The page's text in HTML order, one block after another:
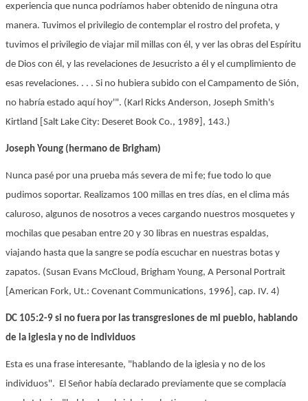
experiencia que nunca podríamos haber obtenido de ninguna otra
manera. Tuvimos el privilegio de contemplar el rostro del profeta, y
tuvimos el privilegio de viajar mil millas con él, y ver las obras del Espíritu
de Dios con él, y las revelaciones de Jesucristo a él y el cumplimiento de
esas revelaciones. . . . Si no hubiera subido con el Campamento de Sión,
no habría estado aquí hoy'". (Karl Ricks Anderson, Joseph Smith's
Kirtland [Salt Lake City: Deseret Book Co., 1989], 143.)
Joseph Young (hermano de Brigham)
Nunca pasé por una prueba más severa de mi fe; fue todo lo que
pudimos soportar. Realizamos 100 millas en tres días, en el clima más
caluroso, algunos de nosotros a veces cargando nuestros mosquetes y
mochilas que pesaban entre 20 y 30 libras en nuestras espaldas,
viajando hasta que la sangre se podía escuchar en nuestras botas y
zapatos. (Susan Evans McCloud, Brigham Young, A Personal Portrait
[American Fork, Ut.: Covenant Communications, 1996], cap. IV. 4)
DC 105:2-9 si no fuera por las transgresiones de mi pueblo, hablando
de la iglesia y no de individuos
Esta es una frase interesante, "hablando de la iglesia y no de los
individuos". El Señor había declarado previamente que se complacía